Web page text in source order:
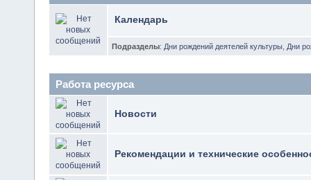
Календарь
Подразделы: Дни рождений деятелей культуры Дни
Работа ресурса
Новости
Рекомендации и технические